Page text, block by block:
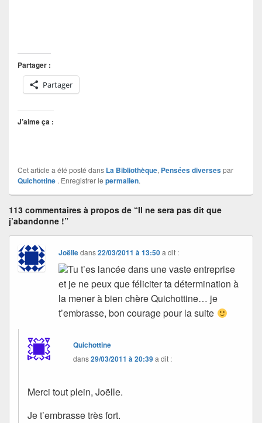
Partager :
Partager
J’aime ça :
Cet article a été posté dans La Bibliothèque, Pensées diversespar
Quichottine . Enregistrer le permalien.
113 commentaires à propos de “Il ne sera pas dit que
j’abandonne !”
Joëlledans22/03/2011 à 13:50 a dit :
Tu t’es lancée dans une vaste entreprise
et je ne peux que féliciter ta détermination à
la mener à bien chère Quichottine… je
t’embrasse, bon courage pour la suite
Quichottine
dans29/03/2011 à 20:39a dit :
Merci tout plein, Joëlle.
Je t’embrasse très fort.